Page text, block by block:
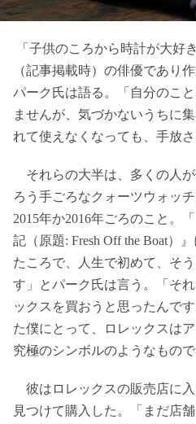
「子供のころから時計が大好
（記事掲載時）の俳優であり
パーク氏は語る。「自分のこ
ませんが、気づかないうちに
れて使えなくなっても、手放さ
それらの大半は、多くの人
ろう手ごろなクォーツウォッ
2015年か2016年ごろのこと。
記（原題: Fresh Off the Boat）
たころで、人生で初めて、そ
す」とパーク氏は言う。「そ
ックスを買おうと思ったんで
た僕にとって、ロレックスは
究極のシンボルのようなもので
彼はロレックスの販売店に
見つけて購入した。「まだ店